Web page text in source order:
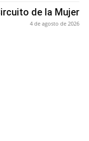
de la Mujer
4 de agosto de 2026